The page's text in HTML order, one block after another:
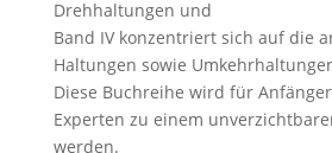
Drehhaltungen und
Band IV konzentriert sich auf die
Haltungen sowie
Diese Buchreihe wird für
Experten zu einem
werden.